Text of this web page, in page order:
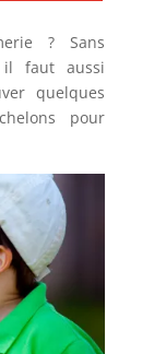
? Sans
il faut aussi
quelques
pour